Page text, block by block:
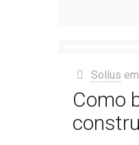
Sollus em
Como